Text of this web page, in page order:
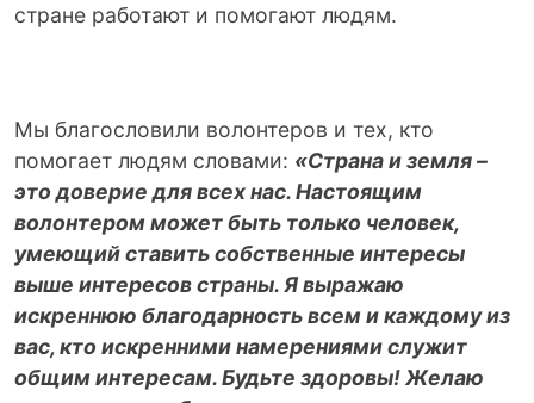
стране работают и помогают людям.
Мы благословили волонтеров и тех, кто
помогает людям словами: «Страна и земля –
это доверие для всех нас. Настоящим
волонтером может быть только человек,
умеющий ставить собственные интересы
выше интересов страны. Я выражаю
искреннюю благодарность всем и каждому из
вас, кто искренними намерениями служит
общим интересам. Будьте здоровы! Желаю